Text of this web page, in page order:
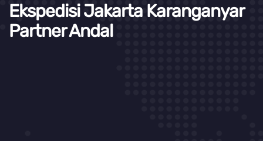
Ekspedisi Jakarta Karanganyar
Partner Andal